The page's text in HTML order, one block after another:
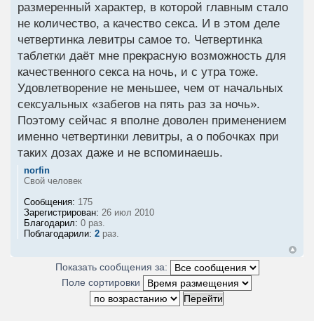
размеренный характер, в которой главным стало
не количество, а качество секса. И в этом деле
четвертинка левитры самое то. Четвертинка
таблетки даёт мне прекрасную возможность для
качественного секса на ночь, и с утра тоже.
Удовлетворение не меньшее, чем от начальных
сексуальных «забегов на пять раз за ночь».
Поэтому сейчас я вполне доволен применением
именно четвертинки левитры, а о побочках при
таких дозах даже и не вспоминаешь.
norfin
Свой человек
Сообщения: 175
Зарегистрирован: 26 июл 2010
Благодарил: 0 раз.
Поблагодарили: 2 раз.
Показать сообщения за:
Поле сортировки